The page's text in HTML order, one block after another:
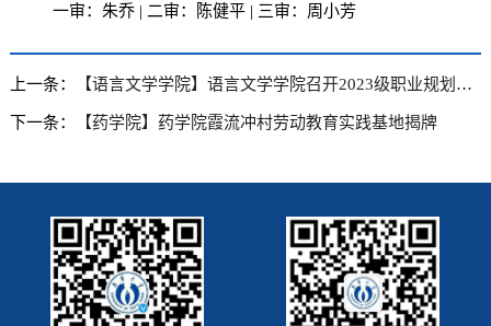
一审：朱乔 | 二审：陈健平 | 三审：周小芳
上一条： 【语言文学学院】语言文学学院召开2023级职业规划指导与安全教育系列年级大会
下一条： 【药学院】药学院霞流冲村劳动教育实践基地揭牌